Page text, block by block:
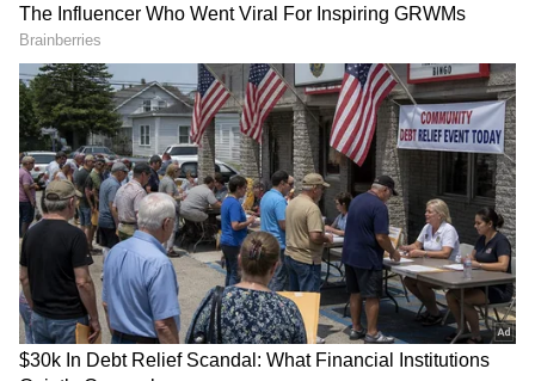
Image Credit :
ఏ ఉద్యోగాలకు ఎక్కువ ప్రమాదం?
NFER రిపోర్ట్ ప్రకారం ఫ్యాక్టరీ కార్మికులు, యంత్రాల
ఆపరేటర్లు, పరిపాలనా సహాయకులు (అడ్మినిస్ట్రేటివ్
అసిస్టెంట్లు), గిడ్డంగి ఉద్యోగులు, క్యాషియర్లు వంటి
ఉద్యోగాలు ఎక్కువ ప్రమాదంలో ఉన్నాయి. రాబోయే
సంవత్సరాల్లో ఈ పనులను ఆటోమేటెడ్ యంత్రాలు,
రోబోట్లు, AI ఆధారిత సాఫ్ట్‌వేర్‌లు నిర్వహించే అవకాశం
ఉంది. అదేవిధంగా ప్లంబింగ్, ఎలక్ట్రికల్ పనులు, రూఫింగ్